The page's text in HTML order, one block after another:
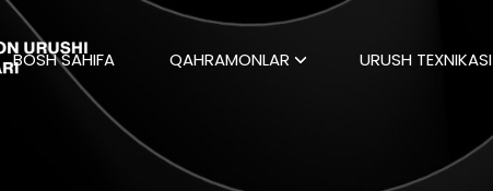
BOSH SAHIFA QAHRAMONLAR URUSH TEXNIKASI